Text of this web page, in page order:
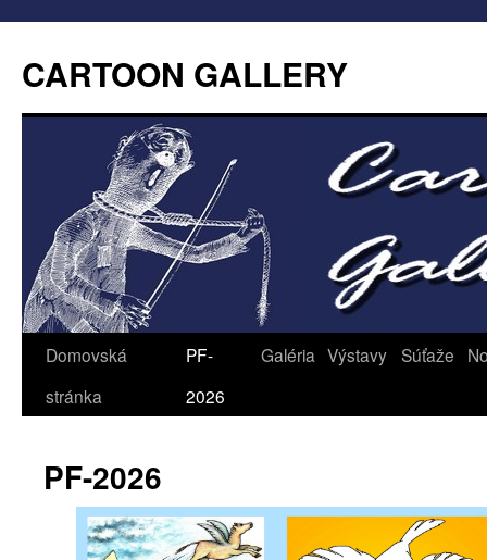
CARTOON GALLERY
Domovská
stránka
PF-
2026
Galéria Výstavy Súťaže
PF-2026